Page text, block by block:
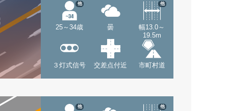
25～34歳
他
曇
幅13.0～
19.5m
他
３灯式信号 交差点付近 市町村道
他 他